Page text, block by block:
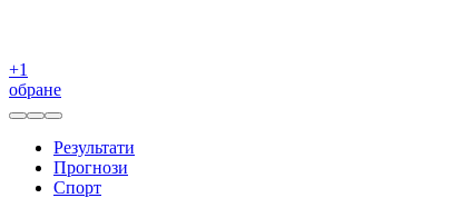
+1
обране
Результати
Прогнози
Спорт